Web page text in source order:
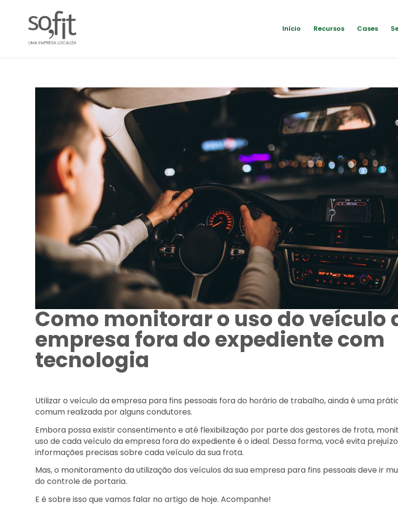
Início Recursos Cases
Como monitorar o uso do veículo
empresa fora do expediente com
tecnologia
Utilizar o veículo da empresa para fins pessoais fora do horário de trabalho, ainda é uma
comum realizada por alguns condutores.
Embora possa existir consentimento e até flexibilização por parte dos gestores de frota,
uso de cada veículo da empresa fora do expediente é o ideal. Dessa forma, você evita
informações precisas sobre cada veículo da sua frota.
Mas, o monitoramento da utilização dos veículos da sua empresa para fins pessoais deve ir
do controle de portaria.
E é sobre isso que vamos falar no artigo de hoje. Acompanhe!